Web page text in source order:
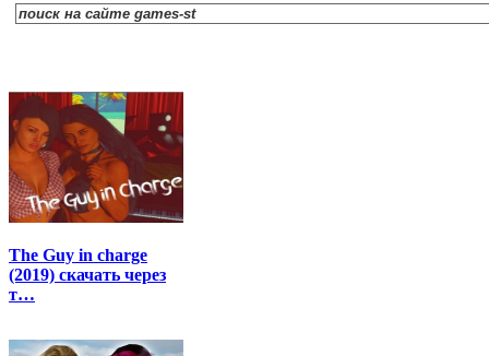
The Guy in charge
(2019) скачать через
т…